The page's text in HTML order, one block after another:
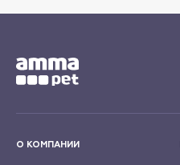
О КОМПАНИИ